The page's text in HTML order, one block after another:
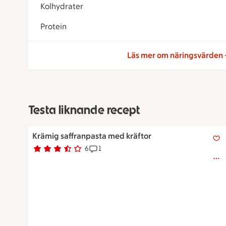
Kolhydrater
Protein
Läs mer om näringsvärden
Testa liknande recept
Krämig saffranpasta med kräftor
Betyg 3.7 av 5. 6
6 personer har röstatReceptet har 1 kommentarer
1
Krämig saffranpasta med kräftor